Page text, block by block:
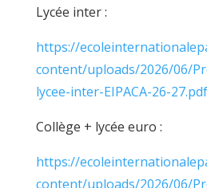
Lycée inter :
https://
content/uploads/2026/06/
lycee-inter-EIPACA-26-27.pdf
Collège + lycée euro :
https://
content/uploads/2026/06/